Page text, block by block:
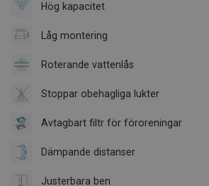
Hög kapacitet
Låg montering
Roterande vattenlås
Stoppar obehagliga lukter
Avtagbart filtr för föroreningar
Dämpande distanser
Justerbara ben